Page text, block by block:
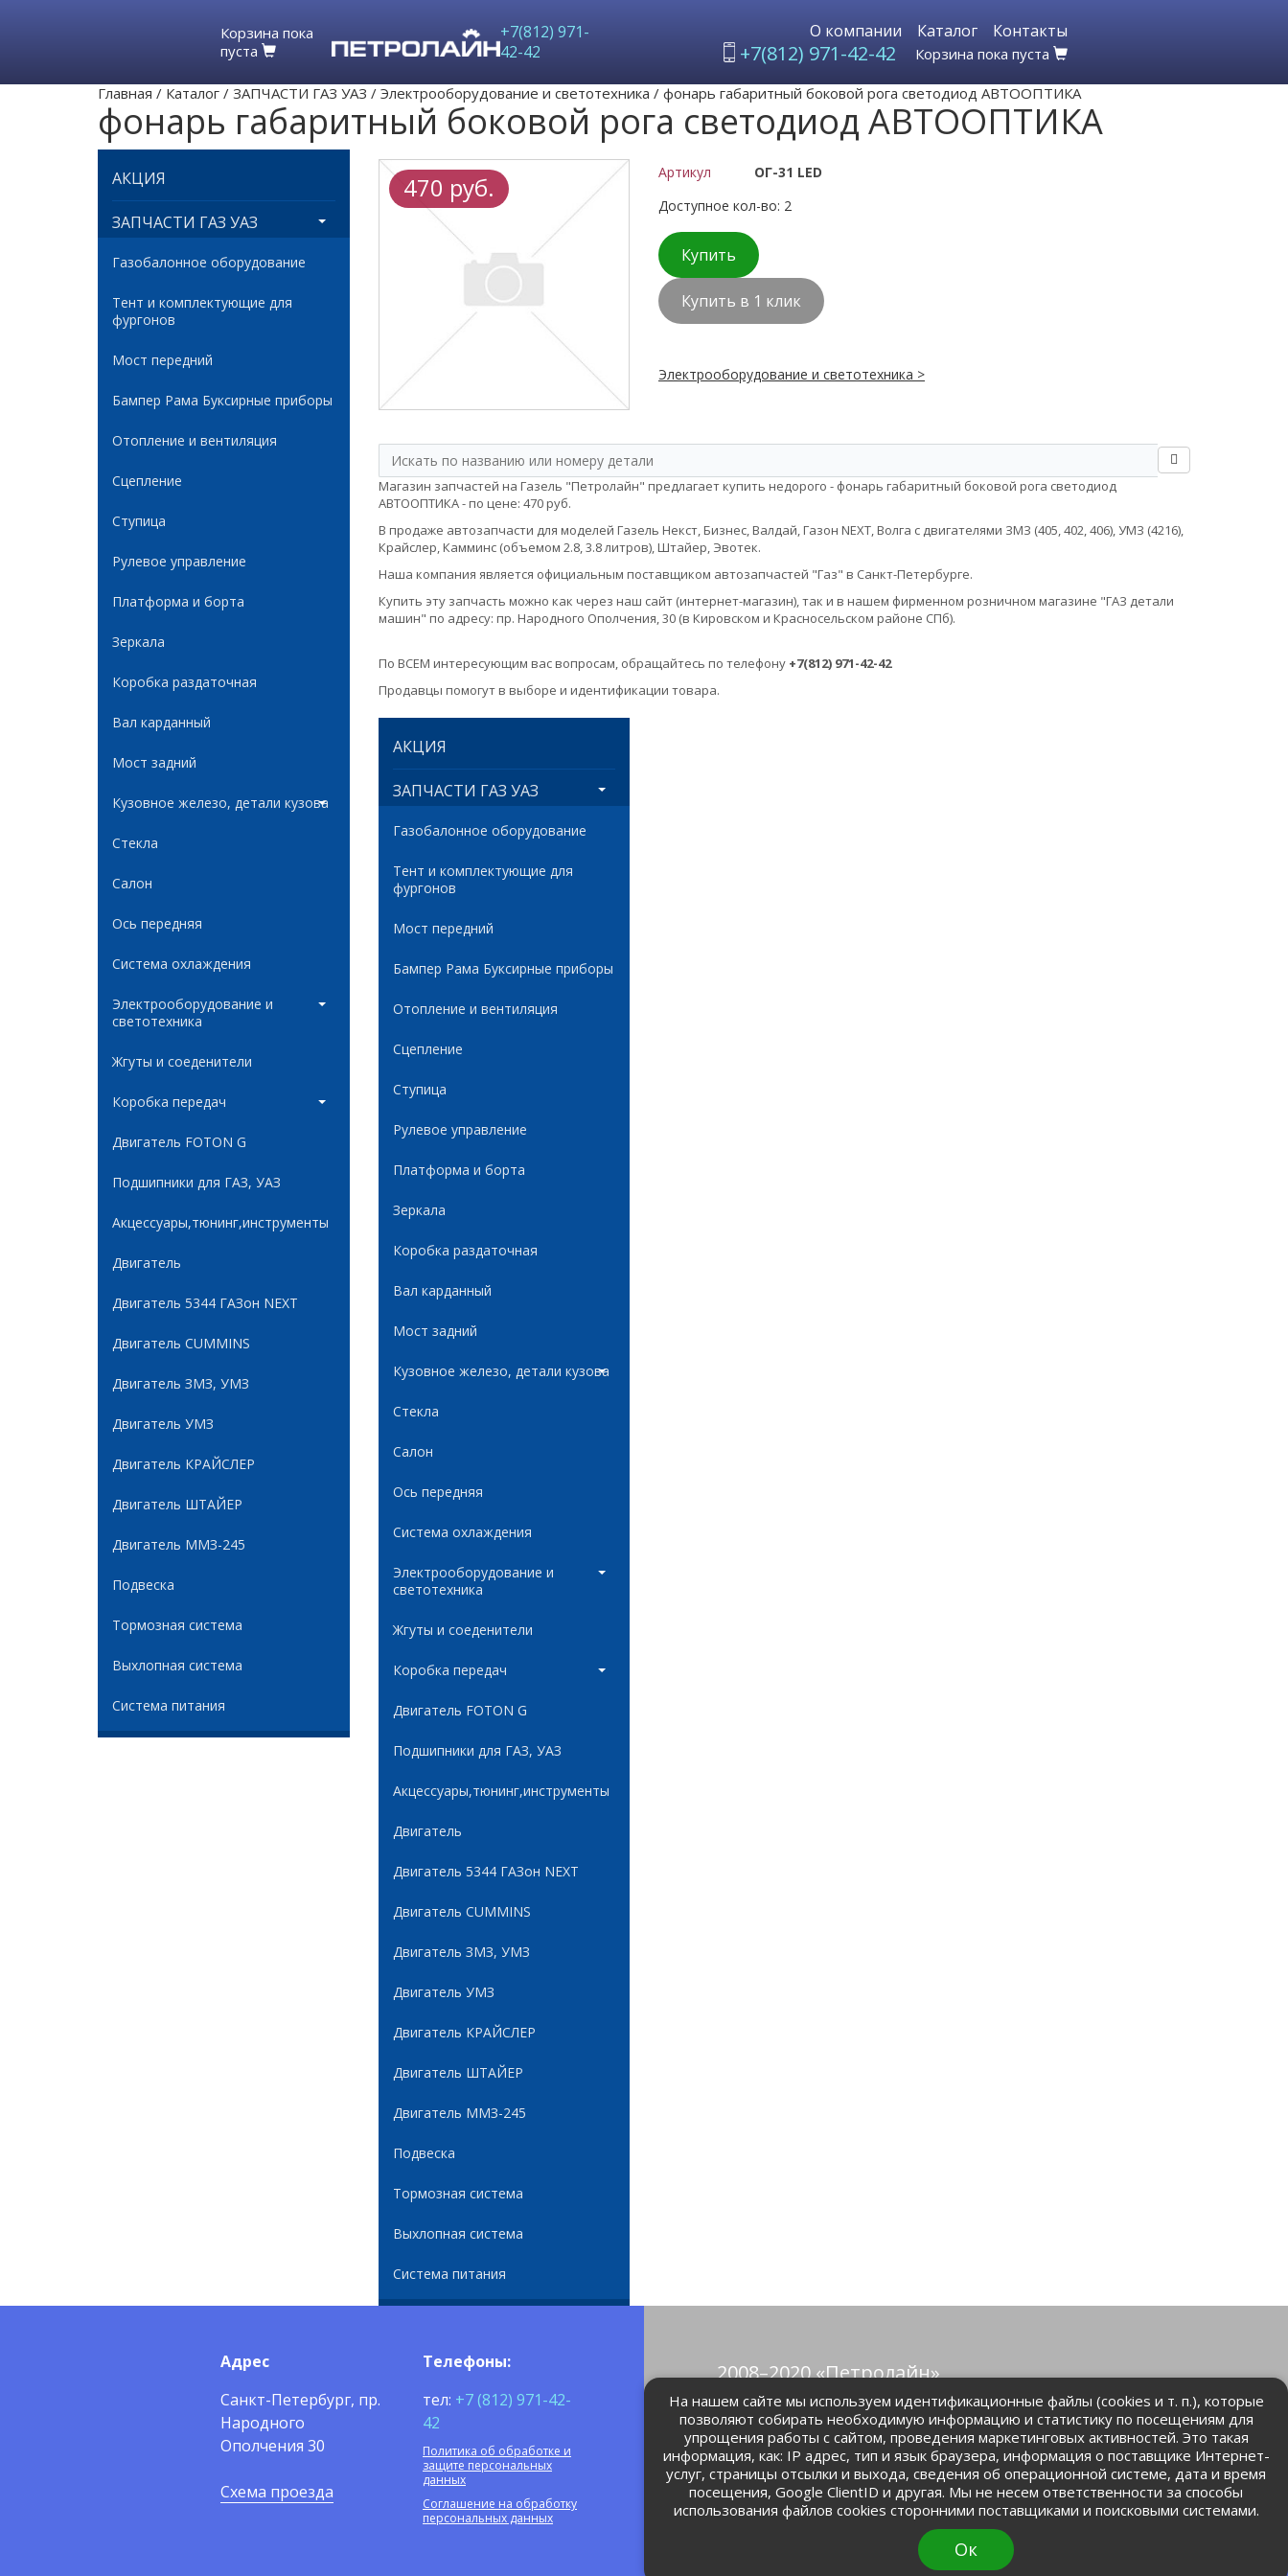
Корзина пока
пуста
+7(812) 971-
42-42
О компании Каталог Контакты
+7(812) 971-42-42 Корзина пока пуста
Главная / Каталог / ЗАПЧАСТИ ГАЗ УАЗ / Электрооборудование и светотехника / фонарь габаритный боковой рога светодиод АВТООПТИКА
фонарь габаритный боковой рога светодиод АВТООПТИКА
АКЦИЯ
ЗАПЧАСТИ ГАЗ УАЗ
Газобалонное оборудование
Тент и комплектующие для
фургонов
Мост передний
Бампер Рама Буксирные приборы
Отопление и вентиляция
Сцепление
Ступица
Рулевое управление
Платформа и борта
Зеркала
Коробка раздаточная
Вал карданный
Мост задний
Кузовное железо, детали кузова
Стекла
Салон
Ось передняя
Система охлаждения
Электрооборудование и
светотехника
Жгуты и соеденители
Коробка передач
Двигатель FOTON G
Подшипники для ГАЗ, УАЗ
Акцессуары,тюнинг,инструменты
Двигатель
Двигатель 5344 ГАЗон NEXT
Двигатель CUMMINS
Двигатель ЗМЗ, УМЗ
Двигатель УМЗ
Двигатель КРАЙСЛЕР
Двигатель ШТАЙЕР
Двигатель ММЗ-245
Подвеска
Тормозная система
Выхлопная система
Система питания
470 руб. Артикул
ОГ-31 LED
Доступное кол-во: 2
Купить
Купить в 1 клик
Электрооборудование и светотехника >
Магазин запчастей на Газель "Петролайн" предлагает купить недорого - фонарь габаритный боковой рога светодиод
АВТООПТИКА - по цене: 470 руб.
В продаже автозапчасти для моделей Газель Некст, Бизнес, Валдай, Газон NEXT, Волга с двигателями ЗМЗ (405, 402, 406), УМЗ (4216),
Крайслер, Камминс (объемом 2.8, 3.8 литров), Штайер, Эвотек.
Наша компания является официальным поставщиком автозапчастей "Газ" в Санкт-Петербурге.
Купить эту запчасть можно как через наш сайт (интернет-магазин), так и в нашем фирменном розничном магазине "ГАЗ детали
машин" по адресу: пр. Народного Ополчения, 30 (в Кировском и Красносельском районе СПб).
По ВСЕМ интересующим вас вопросам, обращайтесь по телефону +7(812) 971-42-42
Продавцы помогут в выборе и идентификации товара.
АКЦИЯ
ЗАПЧАСТИ ГАЗ УАЗ
Газобалонное оборудование
Тент и комплектующие для
фургонов
Мост передний
Бампер Рама Буксирные приборы
Отопление и вентиляция
Сцепление
Ступица
Рулевое управление
Платформа и борта
Зеркала
Коробка раздаточная
Вал карданный
Мост задний
Кузовное железо, детали кузова
Стекла
Салон
Ось передняя
Система охлаждения
Электрооборудование и
светотехника
Жгуты и соеденители
Коробка передач
Двигатель FOTON G
Подшипники для ГАЗ, УАЗ
Акцессуары,тюнинг,инструменты
Двигатель
Двигатель 5344 ГАЗон NEXT
Двигатель CUMMINS
Двигатель ЗМЗ, УМЗ
Двигатель УМЗ
Двигатель КРАЙСЛЕР
Двигатель ШТАЙЕР
Двигатель ММЗ-245
Подвеска
Тормозная система
Выхлопная система
Система питания
Адрес
Санкт-Петербург, пр.
Народного
Ополчения 30
Схема проезда
Телефоны:
тел: +7 (812) 971-42-
42
Политика об обработке и
защите персональных
данных
Соглашение на обработку
персональных данных
2008–2020 «Петролайн»
© Все права защищены.
petrolain@mail.ru
На нашем сайте мы используем идентификационные файлы (cookies и т. п.), которые
позволяют собирать необходимую информацию и статистику по посещениям для
упрощения работы с сайтом, проведения маркетинговых активностей. Это такая
информация, как: IP адрес, тип и язык браузера, информация о поставщике Интернет-
услуг, страницы отсылки и выхода, сведения об операционной системе, дата и время
посещения, Google ClientID и другая. Мы не несем ответственности за способы
использования файлов cookies сторонними поставщиками и поисковыми системами.
Ок